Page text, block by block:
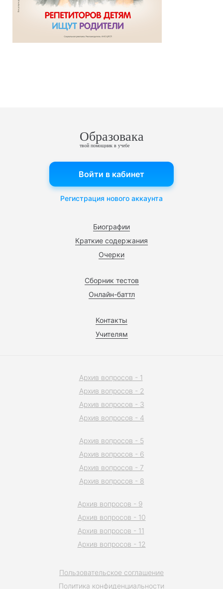
Образовака
твой помощник в учебе
Биографии
Краткие содержания
Очерки
Сборник тестов
Онлайн-баттл
Контакты
Учителям
Войти в кабинет
Регистрация нового аккаунта
Пользовательское соглашение
Политика конфиденциальности
Архив вопросов - 1
Архив вопросов - 2
Архив вопросов - 3
Архив вопросов - 4
Архив вопросов - 5
Архив вопросов - 6
Архив вопросов - 7
Архив вопросов - 8
Архив вопросов - 9
Архив вопросов - 10
Архив вопросов - 11
Архив вопросов - 12